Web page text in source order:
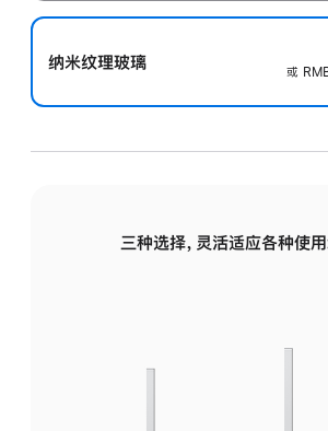
纳米纹理玻璃
或
三种选择，灵活适应各种使用